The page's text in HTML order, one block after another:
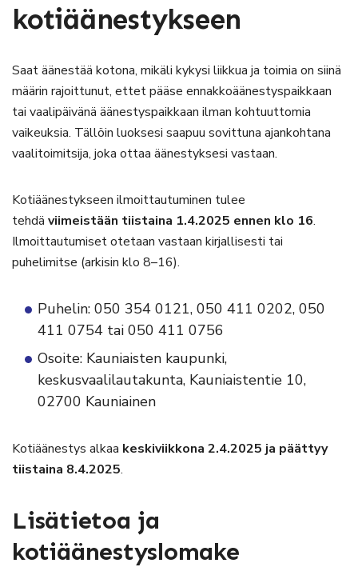
kotiäänestykseen
Saat äänestää kotona, mikäli kykysi liikkua ja toimia on siinä
määrin rajoittunut, ettet pääse ennakkoäänestyspaikkaan
tai vaalipäivänä äänestyspaikkaan ilman kohtuuttomia
vaikeuksia. Tällöin luoksesi saapuu sovittuna ajankohtana
vaalitoimitsija, joka ottaa äänestyksesi vastaan.
Kotiäänestykseen ilmoittautuminen tulee
tehdä viimeistään tiistaina 1.4.2025 ennen klo 16.
Ilmoittautumiset otetaan vastaan kirjallisesti tai
puhelimitse (arkisin klo 8–16).
Puhelin: 050 354 0121, 050 411 0202, 050
411 0754 tai 050 411 0756
Osoite: Kauniaisten kaupunki,
keskusvaalilautakunta, Kauniaistentie 10,
02700 Kauniainen
Kotiäänestys alkaa keskiviikkona 2.4.2025 ja päättyy
tiistaina 8.4.2025.
Lisätietoa ja
kotiäänestyslomake